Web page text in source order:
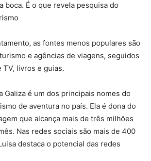
boca. É o que revela pesquisa do
as fontes menos populares são
e agências de viagens, seguidos
TV, livros e guias.
Galiza é um dos principais nomes do
de aventura no país. Ela é dona do
que alcança mais de três milhões
Nas redes sociais são mais de 400
destaca o potencial das redes